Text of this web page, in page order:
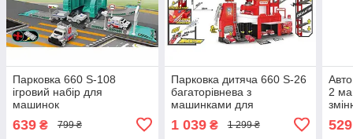
Парковка 660 S-108
ігровий набір для
машинок
639 ₴ 799 ₴
Парковка дитяча 660 S-26
багаторівнева з
машинками для
1 039₴ 1 299 ₴
2
529